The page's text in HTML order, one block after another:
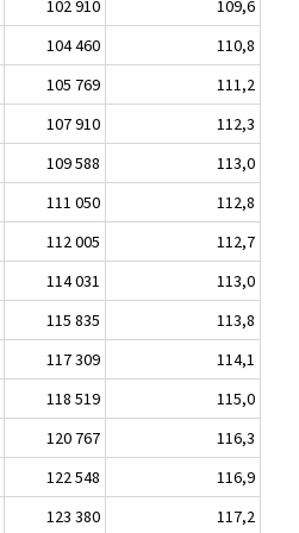
102 910
109,6
104 460
110,8
105 769
111,2
107 910
112,3
109 588
113,0
111 050
112,8
112 005
112,7
114 031
113,0
115 835
113,8
117 309
114,1
118 519
115,0
120 767
116,3
122 548
116,9
123 380 117,2